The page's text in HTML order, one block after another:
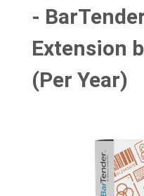
-
Extension
(Per Year)